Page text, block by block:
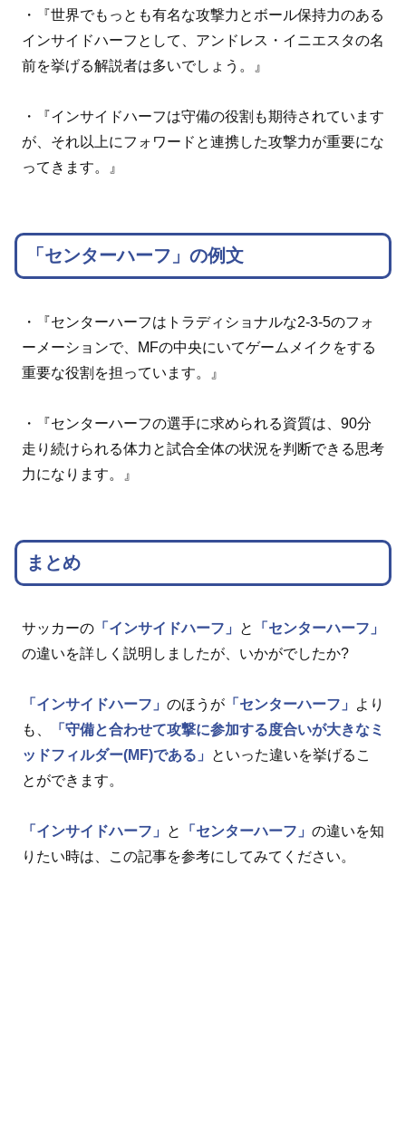
・『世界でもっとも有名な攻撃力とボール保持力のある
インサイドハーフとして、アンドレス・イニエスタの名
前を挙げる解説者は多いでしょう。』
・『インサイドハーフは守備の役割も期待されています
が、それ以上にフォワードと連携した攻撃力が重要にな
ってきます。』
「センターハーフ」の例文
・『センターハーフはトラディショナルな2-3-5のフォ
ーメーションで、MFの中央にいてゲームメイクをする
重要な役割を担っています。』
・『センターハーフの選手に求められる資質は、90分
走り続けられる体力と試合全体の状況を判断できる思考
力になります。』
まとめ
サッカーの 「インサイドハーフ」 と
「センターハーフ」
の違いを詳しく説明しましたが、いかがでしたか?
「インサイドハーフ」 のほうが 「センターハーフ」
より
も、
「守備と合わせて攻撃に参加する度合いが大きなミ
ッドフィルダー(MF)である」
といった違いを挙げるこ
とができます。
「インサイドハーフ」 と 「センターハーフ」 の違いを知
りたい時は、この記事を参考にしてみてください。